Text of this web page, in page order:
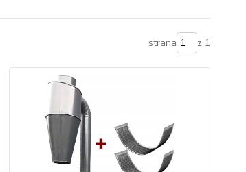
strana z 1